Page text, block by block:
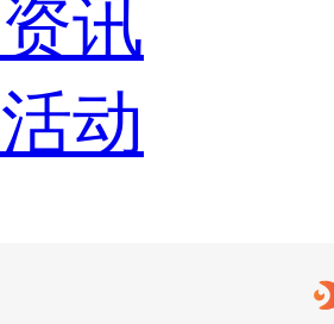
讯
动